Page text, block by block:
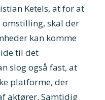
Ketels, at for at
omstilling, skal der
kan komme
til det
slog også fast, at
platforme, der
aktører. Samtidig